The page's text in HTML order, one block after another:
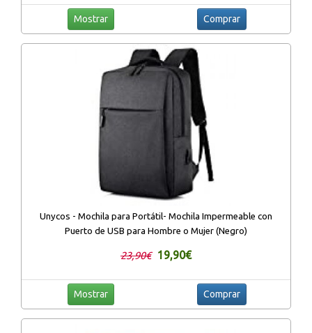
Mostrar Comprar
Unycos - Mochila para Portátil- Mochila Impermeable con
Puerto de USB para Hombre o Mujer (Negro)
23,90€ 19,90€
Mostrar Comprar